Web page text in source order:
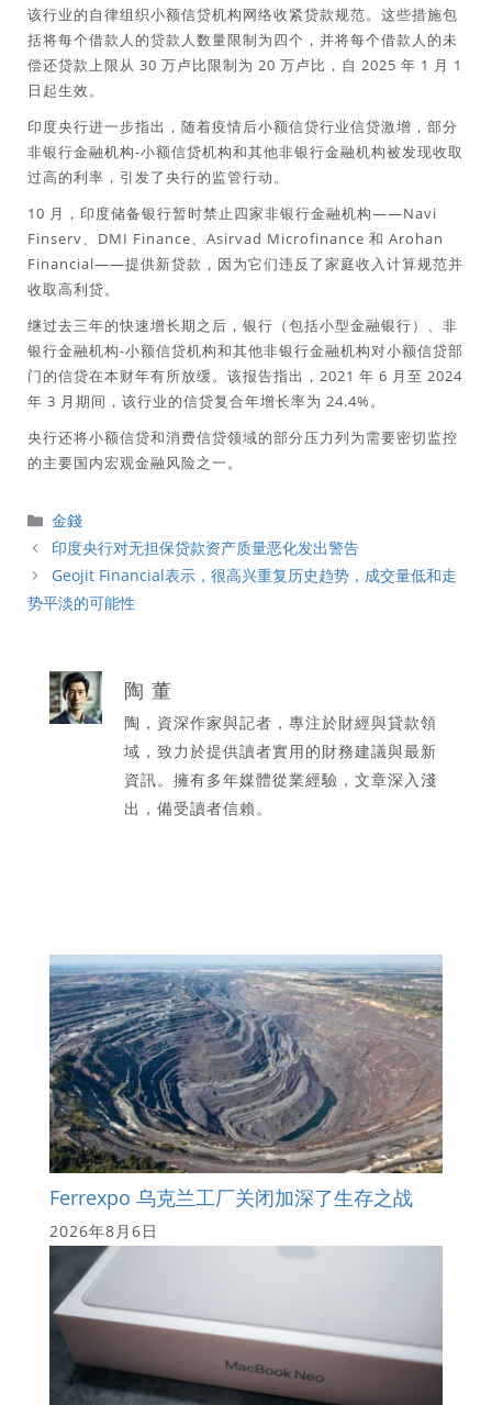
该行业的自律组织小额信贷机构网络收紧贷款规范。这些措施包
括将每个借款人的贷款人数量限制为四个，并将每个借款人的未
偿还贷款上限从 30 万卢比限制为 20 万卢比，自 2025 年 1 月 1
日起生效。
印度央行进一步指出，随着疫情后小额信贷行业信贷激增，部分
非银行金融机构-小额信贷机构和其他非银行金融机构被发现收取
过高的利率，引发了央行的监管行动。
10 月，印度储备银行暂时禁止四家非银行金融机构——Navi
Finserv、DMI Finance、Asirvad Microfinance 和 Arohan
Financial——提供新贷款，因为它们违反了家庭收入计算规范并
收取高利贷。
继过去三年的快速增长期之后，银行（包括小型金融银行）、非
银行金融机构-小额信贷机构和其他非银行金融机构对小额信贷部
门的信贷在本财年有所放缓。该报告指出，2021 年 6 月至 2024
年 3 月期间，该行业的信贷复合年增长率为 24.4%。
央行还将小额信贷和消费信贷领域的部分压力列为需要密切监控
的主要国内宏观金融风险之一。
分
類
金錢
印度央行对无担保贷款资产质量恶化发出警告
Geojit Financial表示，很高兴重复历史趋势，成交量低和走
势平淡的可能性
陶 董
陶，資深作家與記者，專注於財經與貸款領
域，致力於提供讀者實用的財務建議與最新
資訊。擁有多年媒體從業經驗，文章深入淺
出，備受讀者信賴。
Ferrexpo 乌克兰工厂关闭加深了生存之战
2026年8月6日